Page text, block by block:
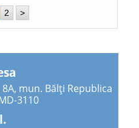
2 >
mun. Bălți Republica
3110